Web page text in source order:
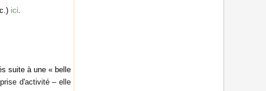
ici.
suite à une « belle
d'activité – elle